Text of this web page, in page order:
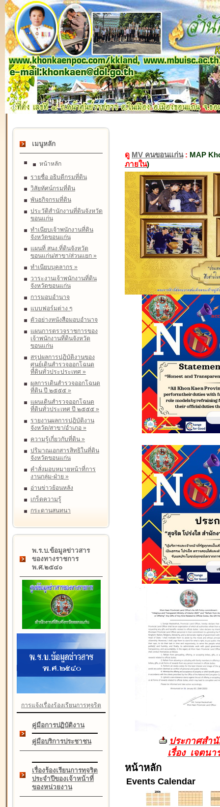
เมนูหลัก
หน้าหลัก
รายชื่อ อธิบดีกรมที่ดิน
วิสัยทัศน์กรมที่ดิน
พันธกิจกรมที่ดิน
ประวัติสำนักงานที่ดินจังหวัด
ขอนแก่น
ทำเนียบเจ้าพนักงานที่ดิน
จังหวัดขอนแก่น
แผนที่ สนง.ที่ดินจังหวัด
ขอนแก่น/สาขา/ส่วนแยก »
ทำเนียบบุคลากร »
วาระงานเจ้าพนักงานที่ดิน
จังหวัดขอนแก่น
การมอบอำนาจ
แบบฟอร์มต่าง ๆ
ตัวอย่างหนังสือมอบอำนาจ
แผนการตรวจราชการของ
เจ้าพนักงานที่ดินจังหวัด
ขอนแก่น
สรุปผลการปฏิบัติงานของ
ศูนย์เดินสำรวจออกโฉนด
ที่ดินทั่วประประเทศ »
ผลการเดินสำรวจออกโฉนด
ที่ดิน ปี ๒๕๕๕ »
แผนเดินสำรวจออกโฉนด
ที่ดินทั่วประเทศ ปี ๒๕๕๕ »
รายงานผลการปฏิบัติงาน
จังหวัด/สาขา/อำเภอ »
ความรู้เกี่ยวกับที่ดิน »
ปริมาณเอกสารสิทธิในที่ดิน
จังหวัดขอนแก่น
คำสั่งมอบหมายหน้าที่การ
งานกลุ่ม-ฝ่าย »
อ่านข่าวย้อนหลัง
เกร็ดความรู้
กระดานสนทนา
พ.ร.บ.ข้อมูลข่าวสาร
ของทางราชการ
พ.ศ.๒๕๔๐
การแจ้งเรื่องร้องเรียนการทุจริต
คู่มือการปฏิบัติงาน
คู่มือบริการประชาชน
เรื่องร้องเรียนการทุจริต
ประจำปีของเจ้าหน้าที่
ของหน่วยงาน
ดู MV คนขอนแก่น: MAP
ภายใน)
ประกาศสำ
เรื่อง เจตน
หน้าหลัก
Events Calendar